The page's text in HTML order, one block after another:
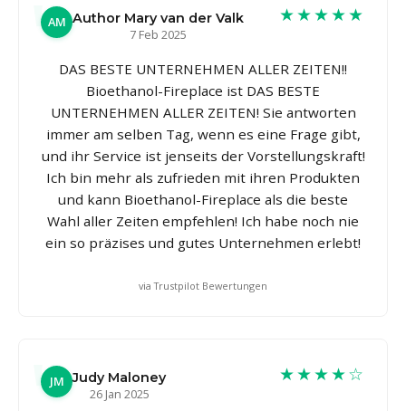
AM Author Mary van der Valk
7 Feb 2025
★★★★★
DAS BESTE UNTERNEHMEN ALLER ZEITEN!!
Bioethanol-Fireplace ist DAS BESTE
UNTERNEHMEN ALLER ZEITEN! Sie antworten
immer am selben Tag, wenn es eine Frage gibt,
und ihr Service ist jenseits der Vorstellungskraft!
Ich bin mehr als zufrieden mit ihren Produkten
und kann Bioethanol-Fireplace als die beste
Wahl aller Zeiten empfehlen! Ich habe noch nie
ein so präzises und gutes Unternehmen erlebt!
via Trustpilot Bewertungen
JM Judy Maloney
26 Jan 2025
★★★★☆